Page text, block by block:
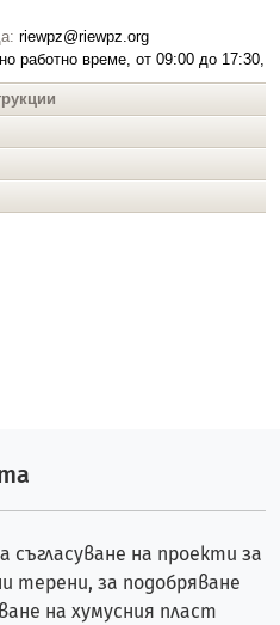
на проекти за
терени, за подобряване
на хумусния пласт